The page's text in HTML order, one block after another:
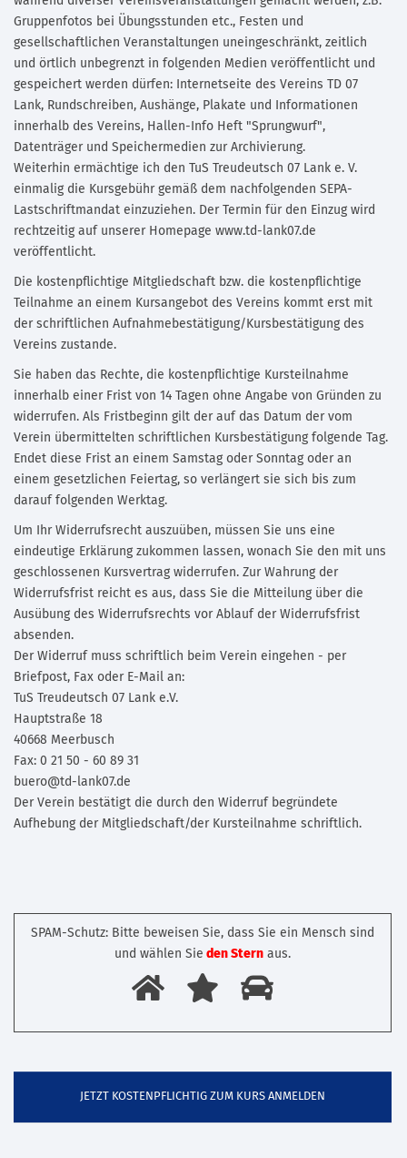
Gruppenfotos bei Übungsstunden etc., Festen und
gesellschaftlichen Veranstaltungen uneingeschränkt, zeitlich
und örtlich unbegrenzt in folgenden Medien veröffentlicht und
gespeichert werden dürfen: Internetseite des Vereins TD 07
Lank, Rundschreiben, Aushänge, Plakate und Informationen
innerhalb des Vereins, Hallen-Info Heft "Sprungwurf",
Datenträger und Speichermedien zur Archivierung.
Weiterhin ermächtige ich den TuS Treudeutsch 07 Lank e. V.
einmalig die Kursgebühr gemäß dem nachfolgenden SEPA-
Lastschriftmandat einzuziehen. Der Termin für den Einzug wird
rechtzeitig auf unserer Homepage www.td-lank07.de
veröffentlicht.
Die kostenpflichtige Mitgliedschaft bzw. die kostenpflichtige
Teilnahme an einem Kursangebot des Vereins kommt erst mit
der schriftlichen Aufnahmebestätigung/Kursbestätigung des
Vereins zustande.
Sie haben das Rechte, die kostenpflichtige Kursteilnahme
innerhalb einer Frist von 14 Tagen ohne Angabe von Gründen zu
widerrufen. Als Fristbeginn gilt der auf das Datum der vom
Verein übermittelten schriftlichen Kursbestätigung folgende Tag.
Endet diese Frist an einem Samstag oder Sonntag oder an
einem gesetzlichen Feiertag, so verlängert sie sich bis zum
darauf folgenden Werktag.
Um Ihr Widerrufsrecht auszuüben, müssen Sie uns eine
eindeutige Erklärung zukommen lassen, wonach Sie den mit uns
geschlossenen Kursvertrag widerrufen. Zur Wahrung der
Widerrufsfrist reicht es aus, dass Sie die Mitteilung über die
Ausübung des Widerrufsrechts vor Ablauf der Widerrufsfrist
absenden.
Der Widerruf muss schriftlich beim Verein eingehen - per
Briefpost, Fax oder E-Mail an:
TuS Treudeutsch 07 Lank e.V.
Hauptstraße 18
40668 Meerbusch
Fax: 0 21 50 - 60 89 31
buero@td-lank07.de
Der Verein bestätigt die durch den Widerruf begründete
Aufhebung der Mitgliedschaft/der Kursteilnahme schriftlich.
SPAM-Schutz: Bitte beweisen Sie, dass Sie ein Mensch sind
und wählen Sie den Sternaus.